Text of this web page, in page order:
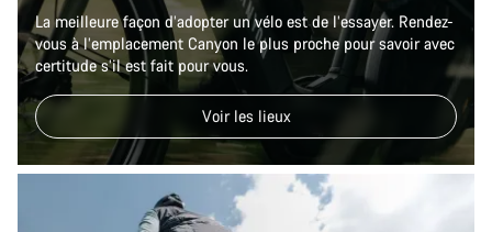
La meilleure façon d’adopter un vélo est de l’essayer. Rendez-
vous à l’emplacement Canyon le plus proche pour savoir avec
certitude s’il est fait pour vous.
Voir les lieux